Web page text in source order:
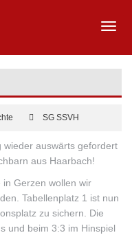
SG SSVH
wieder auswärts gefordert
aus Haarbach!
in Gerzen wollen wir
Tabellenplatz 1 ist nun
zu sichern. Die
und beim 3:3 im Hinspiel